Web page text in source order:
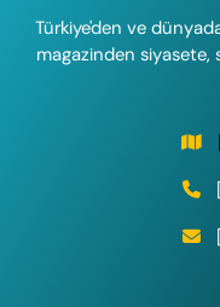
Türkiye'den ve
magazinden